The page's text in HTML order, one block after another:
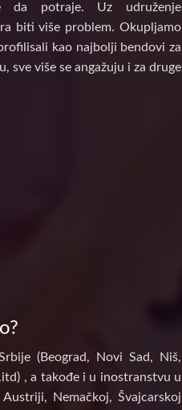
da potraje. Uz udruženje
biti više problem. Okupljamo
kao najbolji bendovi za
sve više se angažuju i za druge
(Beograd, Novi Sad, Niš,
, a takođe i u inostranstvu u
Nemačkoj, Švajcarskoj